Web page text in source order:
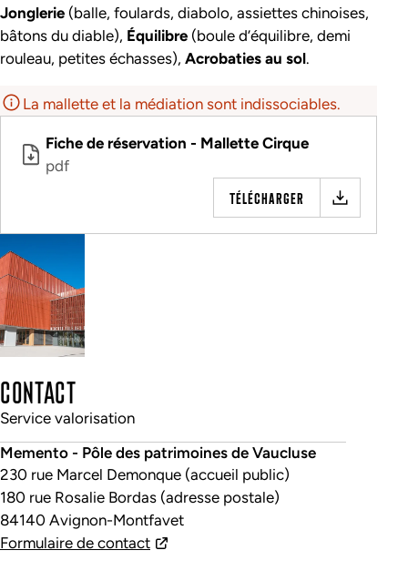
Jonglerie (balle, foulards, diabolo, assiettes chinoises,
bâtons du diable), Équilibre (boule d’équilibre, demi
rouleau, petites échasses), Acrobaties au sol.
La mallette et la médiation sont indissociables.
Fiche de réservation - Mallette Cirque
pdf
TÉLÉCHARGER
CONTACT
Service valorisation
Memento - Pôle des patrimoines de Vaucluse
230 rue Marcel Demonque (accueil public)
180 rue Rosalie Bordas (adresse postale)
84140 Avignon-Montfavet
Formulaire de contact